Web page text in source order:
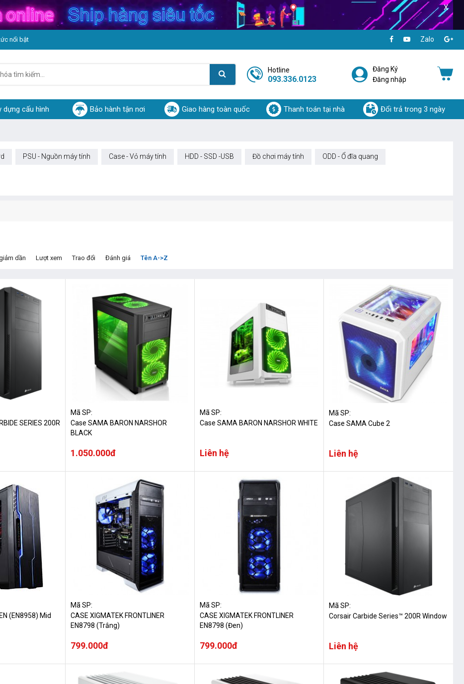
X
nổi bật Zalo
Hotline
093.336.0123
Đăng Ký
Đăng nhập
dựng cấu hình Bảo hành tận nơi Giao hàng toàn quốc Thanh toán tại nhà Đổi trả trong 3 ngày
PSU - Nguồn máy tính Case - Vỏ máy tính HDD - SSD -USB Đồ chơi máy tính ODD - Ổ đĩa quang
dần Lượt xem Trao đổi Đánh giá Tên A->Z
SERIES 200R
Mã SP:
Case SAMA BARON NARSHOR
BLACK
1.050.000đ
Mã SP:
Case SAMA BARON NARSHOR WHITE
Liên hệ
Mã SP:
Case SAMA Cube 2
Liên hệ
(EN8958) Mid
Mã SP:
CASE XIGMATEK FRONTLINER
EN8798 (Trắng)
799.000đ
Mã SP:
CASE XIGMATEK FRONTLINER
EN8798 (Đen)
799.000đ
Mã SP:
Corsair Carbide Series™ 200R Window
Liên hệ